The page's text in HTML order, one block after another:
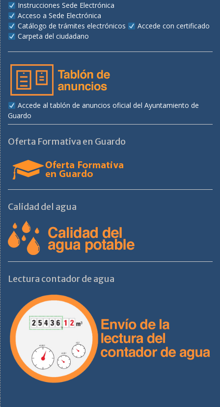
Instrucciones Sede Electrónica
Acceso a Sede Electrónica
Catálogo de trámites electrónicos
Accede con certificado
Carpeta del ciudadano
Accede al tablón de anuncios oficial del Ayuntamiento de
Guardo
Oferta Formativa en Guardo
Calidad del agua
Lectura contador de agua